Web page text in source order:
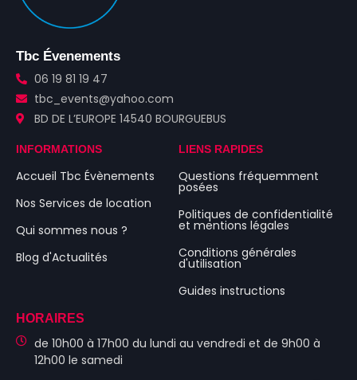
Tbc Évenements
06 19 81 19 47
tbc_events@yahoo.com
BD DE L’EUROPE 14540 BOURGUEBUS
INFORMATIONS
Accueil Tbc Évènements
Nos Services de location
Qui sommes nous ?
Blog d'Actualités
LIENS RAPIDES
Questions fréquemment
posées
Politiques de confidentialité
et mentions légales
Conditions générales
d'utilisation
Guides instructions
HORAIRES
de 10h00 à 17h00 du lundi au vendredi et de 9h00 à
12h00 le samedi